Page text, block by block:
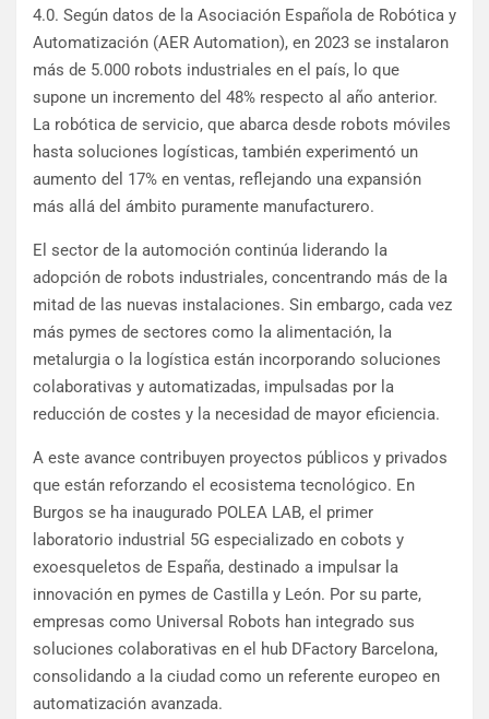
4.0. Según datos de la Asociación Española de Robótica y
Automatización (AER Automation), en 2023 se instalaron
más de 5.000 robots industriales en el país, lo que
supone un incremento del 48% respecto al año anterior.
La robótica de servicio, que abarca desde robots móviles
hasta soluciones logísticas, también experimentó un
aumento del 17% en ventas, reflejando una expansión
más allá del ámbito puramente manufacturero.
El sector de la automoción continúa liderando la
adopción de robots industriales, concentrando más de la
mitad de las nuevas instalaciones. Sin embargo, cada vez
más pymes de sectores como la alimentación, la
metalurgia o la logística están incorporando soluciones
colaborativas y automatizadas, impulsadas por la
reducción de costes y la necesidad de mayor eficiencia.
A este avance contribuyen proyectos públicos y privados
que están reforzando el ecosistema tecnológico. En
Burgos se ha inaugurado POLEA LAB, el primer
laboratorio industrial 5G especializado en cobots y
exoesqueletos de España, destinado a impulsar la
innovación en pymes de Castilla y León. Por su parte,
empresas como Universal Robots han integrado sus
soluciones colaborativas en el hub DFactory Barcelona,
consolidando a la ciudad como un referente europeo en
automatización avanzada.